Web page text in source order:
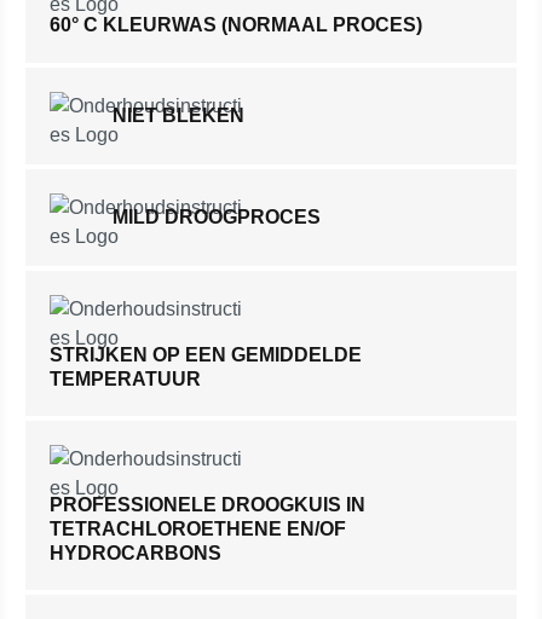
60° C KLEURWAS (NORMAAL PROCES)
NIET BLEKEN
MILD DROOGPROCES
STRIJKEN OP EEN GEMIDDELDE
TEMPERATUUR
PROFESSIONELE DROOGKUIS IN
TETRACHLOROETHENE EN/OF
HYDROCARBONS